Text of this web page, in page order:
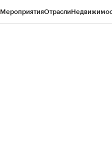
МероприятияОтрасли